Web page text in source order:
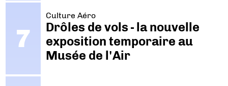
Culture Aéro
Drôles de vols - la nouvelle
exposition temporaire au
Musée de l'Air